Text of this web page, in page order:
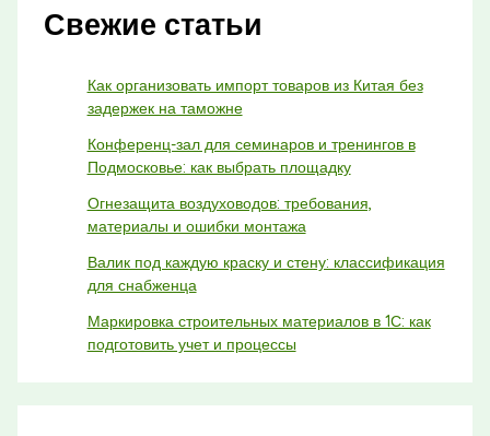
Свежие статьи
Как организовать импорт товаров из Китая без
задержек на таможне
Конференц-зал для семинаров и тренингов в
Подмосковье: как выбрать площадку
Огнезащита воздуховодов: требования,
материалы и ошибки монтажа
Валик под каждую краску и стену: классификация
для снабженца
Маркировка строительных материалов в 1С: как
подготовить учет и процессы